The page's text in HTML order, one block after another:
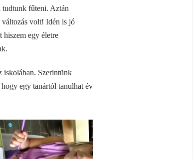
tudtunk fűteni. Aztán
változás volt! Idén is jó
egy életre
iskolában. Szerintünk
egy tanártól tanulhat év